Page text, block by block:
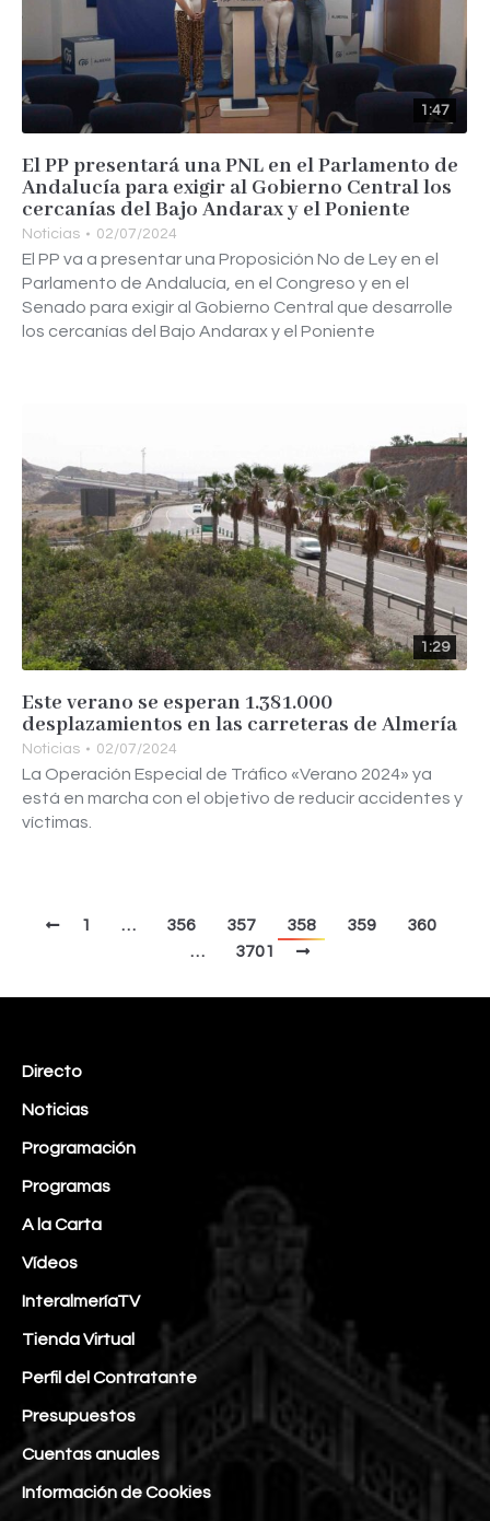
1:47
El PP presentará una PNL en el Parlamento de
Andalucía para exigir al Gobierno Central los
cercanías del Bajo Andarax y el Poniente
Noticias 02/07/2024
El PP va a presentar una Proposición No de Ley en el
Parlamento de Andalucía, en el Congreso y en el
Senado para exigir al Gobierno Central que desarrolle
los cercanías del Bajo Andarax y el Poniente
1:29
Este verano se esperan 1.381.000
desplazamientos en las carreteras de Almería
Noticias 02/07/2024
La Operación Especial de Tráfico «Verano 2024» ya
está en marcha con el objetivo de reducir accidentes y
víctimas.
1 … 356 357 358 359
360
…
3701
Directo
Noticias
Programación
Programas
A la Carta
Vídeos
InteralmeríaTV
Tienda Virtual
Perfil del Contratante
Presupuestos
Cuentas anuales
Información de Cookies